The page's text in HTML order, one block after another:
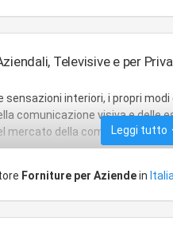
Televisive e per
sensazioni interiori, i propri
comunicazione visiva e delle
mercato della comunicazione
Leggi tutto
Forniture per Aziendein Italia